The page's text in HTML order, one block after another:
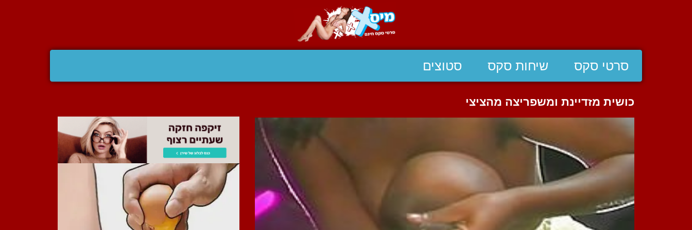
סרטי סקס שיחות סקס סטוצים
כושית מזדיינת ומשפריצה מהציצי